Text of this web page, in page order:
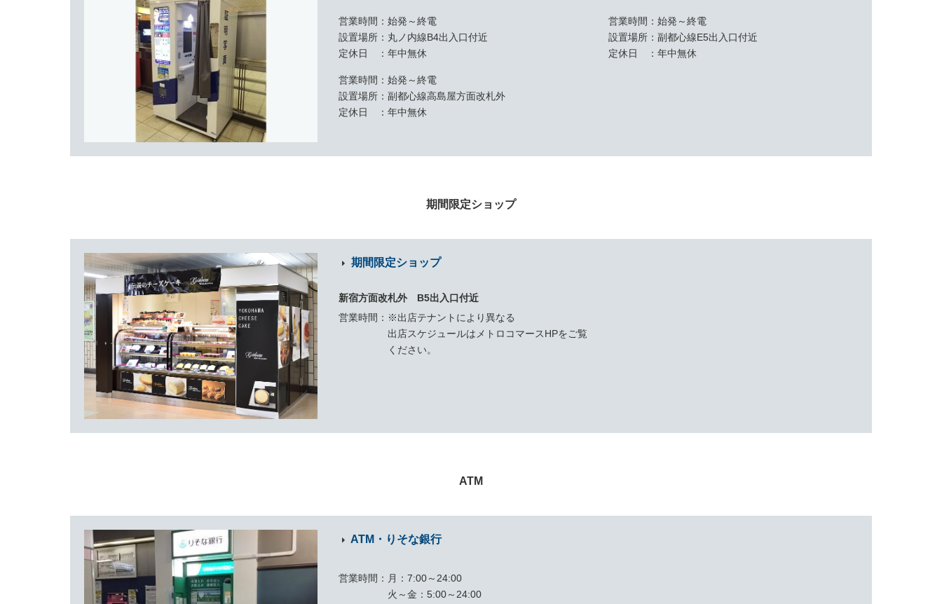
営業時間
始発～終電
設置場所
丸ノ内線B4出入口付近
定休日
年中無休
営業時間
始発～終電
設置場所
副都心線E5出入口付近
定休日
年中無休
営業時間
始発～終電
設置場所
副都心線高島屋方面改札外
定休日
年中無休
期間限定ショップ
期間限定ショップ
新宿方面改札外 B5出入口付近
営業時間
※出店テナントにより異なる
出店スケジュールはメトロコマースHPをご覧
ください。
ATM
ATM・りそな銀行
営業時間
月：7:00～24:00
火～金：5:00～24:00